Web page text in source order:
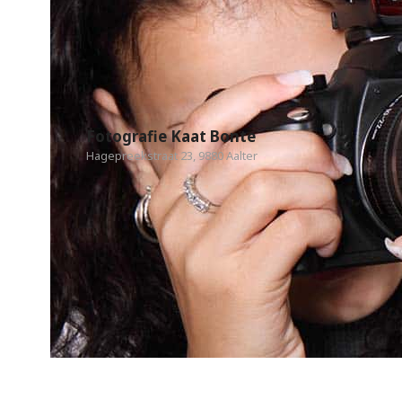
Fotografie Kaat Bonte
Hagepreekstraat 23, 9880 Aalter